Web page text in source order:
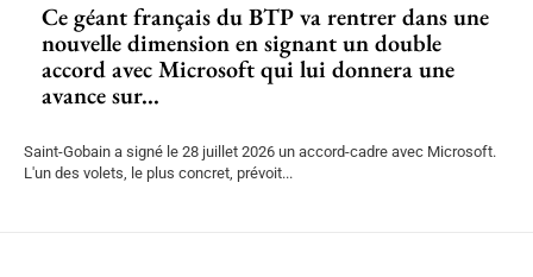
Ce géant français du BTP va rentrer dans une
nouvelle dimension en signant un double
accord avec Microsoft qui lui donnera une
avance sur...
Saint-Gobain a signé le 28 juillet 2026 un accord-cadre avec Microsoft.
L'un des volets, le plus concret, prévoit...